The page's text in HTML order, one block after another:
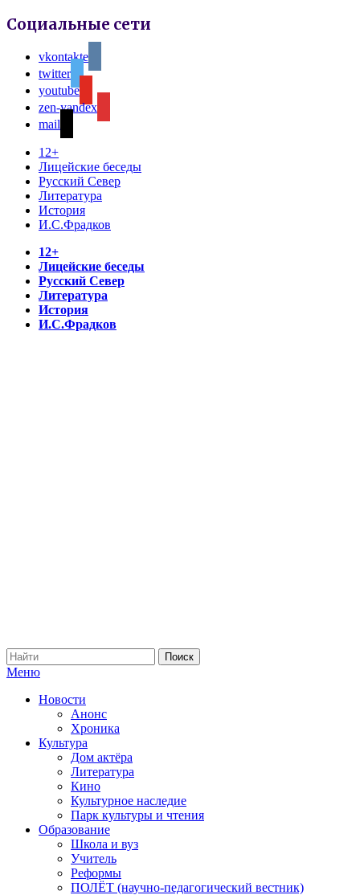
Социальные сети
vkontakte
twitter
youtube
zen-yandex
mail
12+
Лицейские беседы
Русский Север
Литература
История
И.С.Фрадков
12+
Лицейские беседы
Русский Север
Литература
История
И.С.Фрадков
Меню
Новости
Анонс
Хроника
Культура
Дом актёра
Литература
Кино
Культурное наследие
Парк культуры и чтения
Образование
Школа и вуз
Учитель
Реформы
ПОЛЁТ (научно-педагогический вестник)